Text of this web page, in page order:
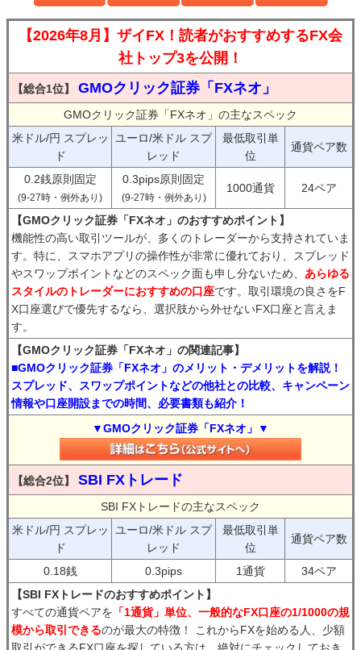
【2026年8月】ザイFX！読者がおすすめするFX会
社トップ3を公開！
【総合1位】 GMOクリック証券「FXネオ」
GMOクリック証券「FXネオ」の主なスペック
米ドル/円 スプレッ
ド
ユーロ/米ドル スプ
レッド
最低取引単
位
通貨ペア数
0.2銭原則固定
(9-27時・例外あり)
0.3pips原則固定
(9-27時・例外あり)
1000通貨 24ペア
【GMOクリック証券「FXネオ」のおすすめポイント】
機能性の高い取引ツールが、多くのトレーダーから支持されていま
す。特に、スマホアプリの操作性が非常に優れており、スプレッド
やスワップポイントなどのスペック面も申し分ないため、 あらゆる
スタイルのトレーダーにおすすめの口座です。取引環境の良さをF
X口座選びで優先するなら、選択肢から外せないFX口座と言えま
す。
【GMOクリック証券「FXネオ」の関連記事】
■GMOクリック証券「FXネオ」のメリット・デメリットを解説！
スプレッド、スワップポイントなどの他社との比較、キャンペーン
情報や口座開設までの時間、必要書類も紹介！
▼GMOクリック証券「FXネオ」▼
【総合2位】 SBI FXトレード
SBI FXトレードの主なスペック
米ドル/円 スプレッ
ド
ユーロ/米ドル スプ
レッド
最低取引単
位
通貨ペア数
0.18銭 0.3pips 1通貨
34ペア
【SBI FXトレードのおすすめポイント】
すべての通貨ペアを 「1通貨」単位、一般的なFX口座の1/1000の規
模から取引できるのが最大の特徴！ これからFXを始める人、少額